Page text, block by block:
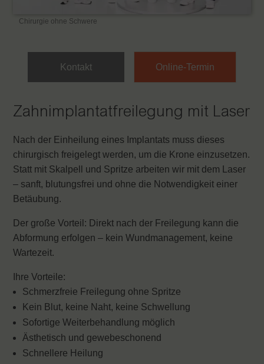
Chirurgie ohne Schwere
Kontakt Online-Termin
Zahnimplantatfreilegung mit Laser
Nach der Einheilung eines Implantats muss dieses
chirurgisch freigelegt werden, um die Krone einzusetzen.
Statt mit Skalpell und Spritze arbeiten wir mit dem Laser
– sanft, blutungsfrei und ohne die Notwendigkeit einer
Betäubung.
Der große Vorteil: Direkt nach der Freilegung kann die
Abformung erfolgen – kein Wundmanagement, keine
Wartezeit.
Ihre Vorteile:
Schmerzfreie Freilegung ohne Spritze
Kein Blut, keine Naht, keine Schwellung
Sofortige Weiterbehandlung möglich
Ästhetisch und gewebeschonend
Schnellere Heilung